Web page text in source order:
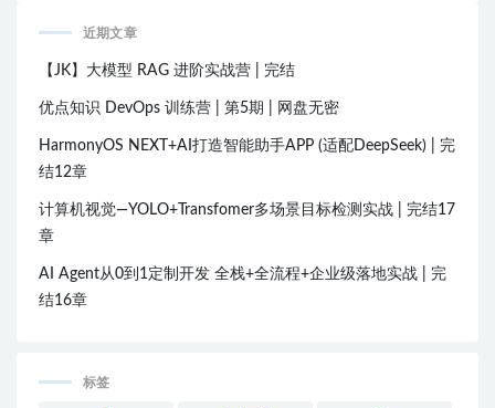
近期文章
【JK】大模型 RAG 进阶实战营 | 完结
优点知识 DevOps 训练营 | 第5期 | 网盘无密
HarmonyOS NEXT+AI打造智能助手APP (适配DeepSeek) | 完
结12章
计算机视觉—YOLO+Transfomer多场景目标检测实战 | 完结17
章
AI Agent从0到1定制开发 全栈+全流程+企业级落地实战 | 完
结16章
标签